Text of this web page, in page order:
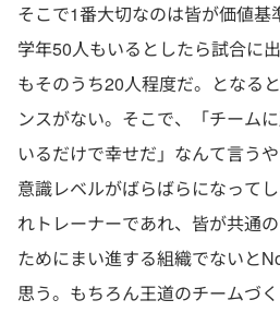
そこで1番大切なのは皆が価値基
学年50人もいるとしたら試合に
もそのうち20人程度だ。となる
ンスがない。そこで、「チーム
いるだけで幸せだ」なんて言う
意識レベルがばらばらになって
れトレーナーであれ、皆が共通
ためにまい進する組織でないと
思う。もちろん王道のチームづ